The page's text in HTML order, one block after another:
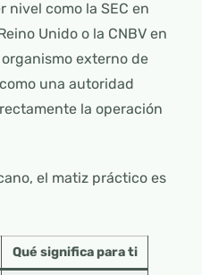
como la SEC en
Unido o la CNBV en
externo de
una autoridad
la operación
el matiz práctico es
Qué significa para ti